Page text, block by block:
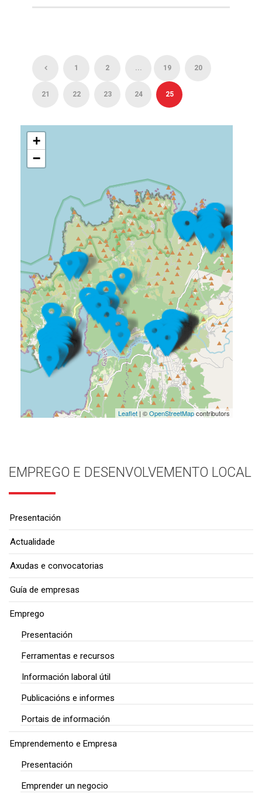
1 2 ... 19 20
21 22 23 24 25
+
−
Leaflet| ©OpenStreetMapcontributors
EMPREGO E DESENVOLVEMENTO LOCAL
Presentación
Actualidade
Axudas e convocatorias
Guía de empresas
Emprego
Presentación
Ferramentas e recursos
Información laboral útil
Publicacións e informes
Portais de información
Emprendemento e Empresa
Presentación
Emprender un negocio